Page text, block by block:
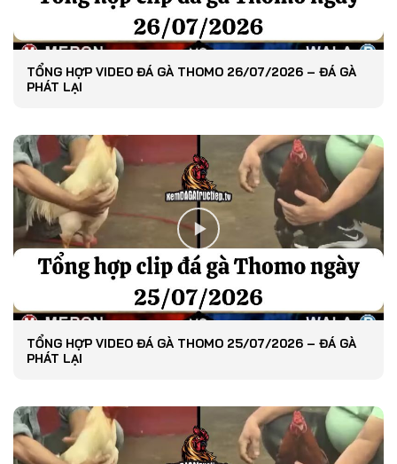
TỔNG HỢP VIDEO ĐÁ GÀ THOMO 26/07/2026 – ĐÁ GÀ
PHÁT LẠI
TỔNG HỢP VIDEO ĐÁ GÀ THOMO 25/07/2026 – ĐÁ GÀ
PHÁT LẠI